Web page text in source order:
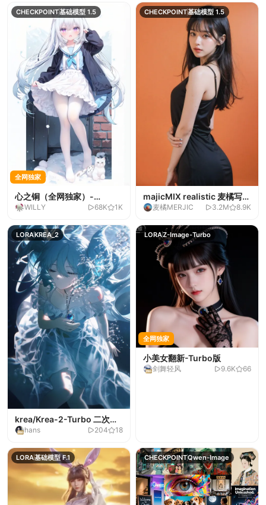
CHECKPOINT基础模型 1.5
全网独家
心之铜（全网独家）-
Version1
WILLY 68K 1K
CHECKPOINT基础模型 1.5
majicMIX realistic 麦橘写
实-v7麦橘MERJIC 3.2M 8.9K
LORAKREA_2
krea/Krea-2-Turbo 二次元
光污染-V1
hans 204 18
LORAZ-Image-Turbo
全网独家
小美女翻新-Turbo版
剑舞轻风 9.6K 66
LORA基础模型 F.1 CHECKPOINTQwen-Image